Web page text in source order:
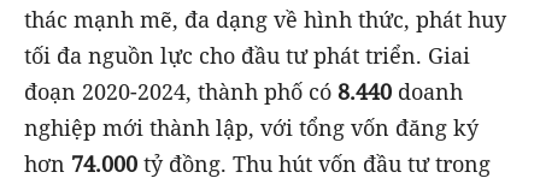
thác mạnh mẽ, đa dạng về hình thức, phát huy
tối đa nguồn lực cho đầu tư phát triển. Giai
đoạn 2020-2024, thành phố có 8.440 doanh
nghiệp mới thành lập, với tổng vốn đăng ký
hơn 74.000 tỷ đồng. Thu hút vốn đầu tư trong